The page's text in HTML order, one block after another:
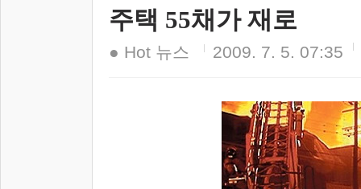
주택 55채가 재로
● Hot 뉴스 2009. 7. 5. 07:35